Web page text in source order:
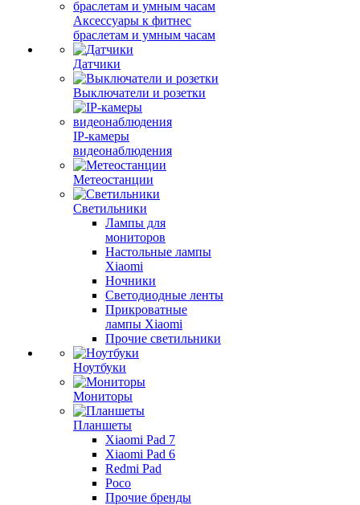
Аксессуары к фитнес
браслетам и умным часам
Датчики
Выключатели и розетки
IP-камеры
видеонаблюдения
Метеостанции
Светильники
Лампы для
мониторов
Настольные лампы
Xiaomi
Ночники
Светодиодные ленты
Прикроватные
лампы Xiaomi
Прочие светильники
Ноутбуки
Мониторы
Планшеты
Xiaomi Pad 7
Xiaomi Pad 6
Redmi Pad
Poco
Прочие бренды